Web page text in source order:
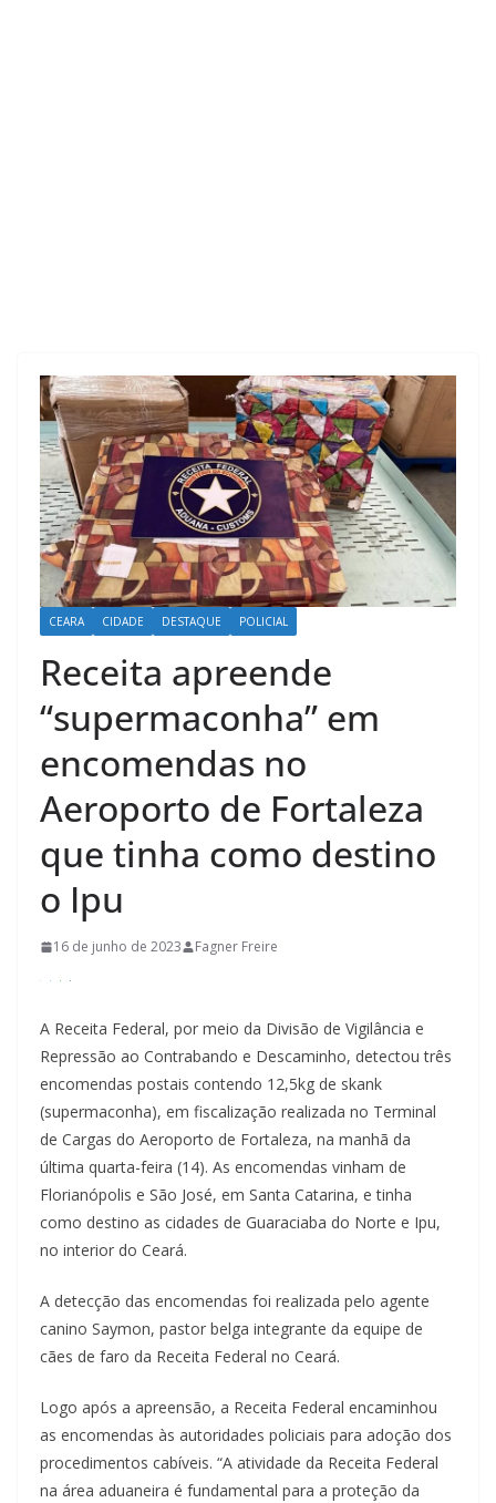
CEARA CIDADE DESTAQUE POLICIAL
Receita apreende
“supermaconha” em
encomendas no
Aeroporto de Fortaleza
que tinha como destino
o Ipu
16 de junho de 2023 Fagner Freire
A Receita Federal, por meio da Divisão de Vigilância e
Repressão ao Contrabando e Descaminho, detectou três
encomendas postais contendo 12,5kg de skank
(supermaconha), em fiscalização realizada no Terminal
de Cargas do Aeroporto de Fortaleza, na manhã da
última quarta-feira (14). As encomendas vinham de
Florianópolis e São José, em Santa Catarina, e tinha
como destino as cidades de Guaraciaba do Norte e Ipu,
no interior do Ceará.
A detecção das encomendas foi realizada pelo agente
canino Saymon, pastor belga integrante da equipe de
cães de faro da Receita Federal no Ceará.
Logo após a apreensão, a Receita Federal encaminhou
as encomendas às autoridades policiais para adoção dos
procedimentos cabíveis. “A atividade da Receita Federal
na área aduaneira é fundamental para a proteção da